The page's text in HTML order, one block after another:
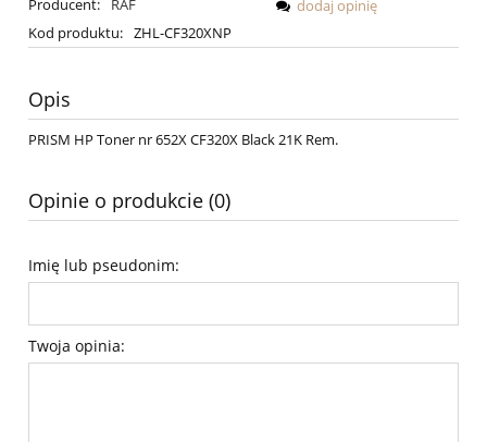
Producent:
RAF
Kod produktu: ZHL-CF320XNP
dodaj opinię
Opis
PRISM HP Toner nr 652X CF320X Black 21K Rem.
Opinie o produkcie (0)
Imię lub pseudonim:
Twoja opinia: